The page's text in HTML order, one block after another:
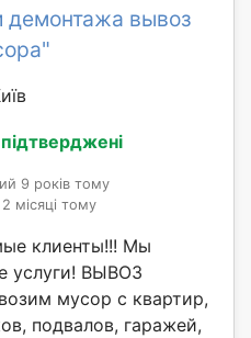
демонтажа вывоз
9 років тому
2 місяці тому
клиенты!!! Мы
услуги! ВЫВОЗ
мусор с квартир,
подвалов, гаражей,